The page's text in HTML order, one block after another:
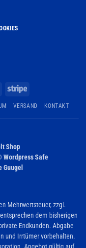
Stripe
VERSAND
KONTAKT
Shop
Wordpress Safe
Guugel
Mehrwertsteuer, zzgl.
dem bisherigen
Endkunden. Abgabe
und Irrtümer vorbehalten.
Angebot gültig auf